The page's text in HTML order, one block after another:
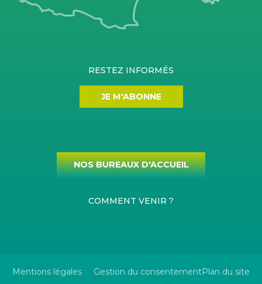
RESTEZ INFORMÉS
JE M'ABONNE
NOS BUREAUX D'ACCUEIL
COMMENT VENIR ?
Mentions légales Gestion du consentementPlan du site